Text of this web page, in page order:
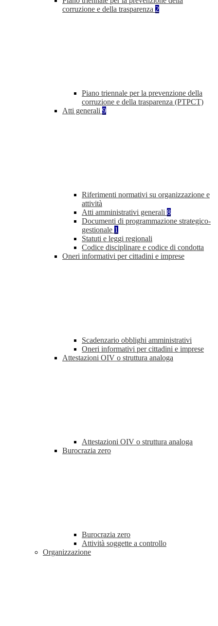
corruzione e della trasparenza 2
Piano triennale per la prevenzione della
corruzione e della trasparenza (PTPCT)
Atti generali 9
Riferimenti normativi su organizzazione e
attività
Atti amministrativi generali 8
Documenti di programmazione strategico-
gestionale 1
Statuti e leggi regionali
Codice disciplinare e codice di condotta
Oneri informativi per cittadini e imprese
Scadenzario obblighi amministrativi
Oneri informativi per cittadini e imprese
Attestazioni OIV o struttura analoga
Attestazioni OIV o struttura analoga
Burocrazia zero
Burocrazia zero
Attività soggette a controllo
Organizzazione